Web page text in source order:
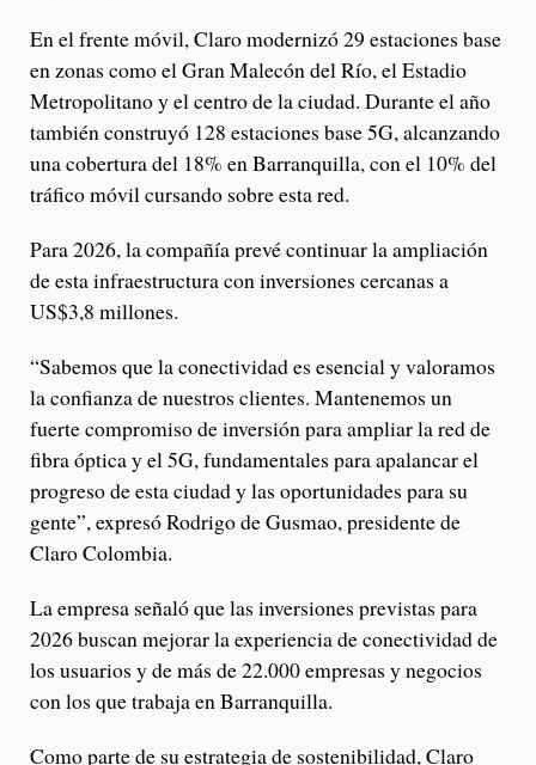
En el frente móvil, Claro modernizó 29 estaciones base
en zonas como el Gran Malecón del Río, el Estadio
Metropolitano y el centro de la ciudad. Durante el año
también construyó 128 estaciones base 5G, alcanzando
una cobertura del 18% en Barranquilla, con el 10% del
tráfico móvil cursando sobre esta red.
Para 2026, la compañía prevé continuar la ampliación
de esta infraestructura con inversiones cercanas a
US$3,8 millones.
“Sabemos que la conectividad es esencial y valoramos
la confianza de nuestros clientes. Mantenemos un
fuerte compromiso de inversión para ampliar la red de
fibra óptica y el 5G, fundamentales para apalancar el
progreso de esta ciudad y las oportunidades para su
gente”, expresó Rodrigo de Gusmao, presidente de
Claro Colombia.
La empresa señaló que las inversiones previstas para
2026 buscan mejorar la experiencia de conectividad de
los usuarios y de más de 22.000 empresas y negocios
con los que trabaja en Barranquilla.
Como parte de su estrategia de sostenibilidad, Claro